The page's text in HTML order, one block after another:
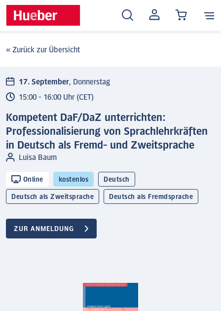
MEIN
KONTO
« Zurück zur Übersicht
17. September, Donnerstag
15:00 - 16:00 Uhr (CET)
Kompetent DaF/DaZ unterrichten:
Professionalisierung von Sprachlehrkräften
in Deutsch als Fremd- und Zweitsprache
Luisa Baum
Online kostenlos Deutsch
Deutsch als Zweitsprache Deutsch als Fremdsprache
ZUR ANMELDUNG